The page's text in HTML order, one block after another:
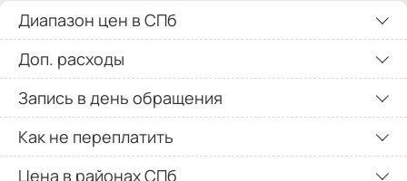
Диапазон цен в СПб
Доп. расходы
Запись в день обращения
Как не переплатить
Цена в районах СПб